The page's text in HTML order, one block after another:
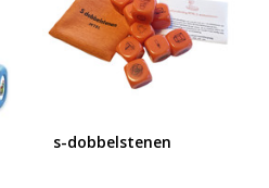
s-dobbelstenen